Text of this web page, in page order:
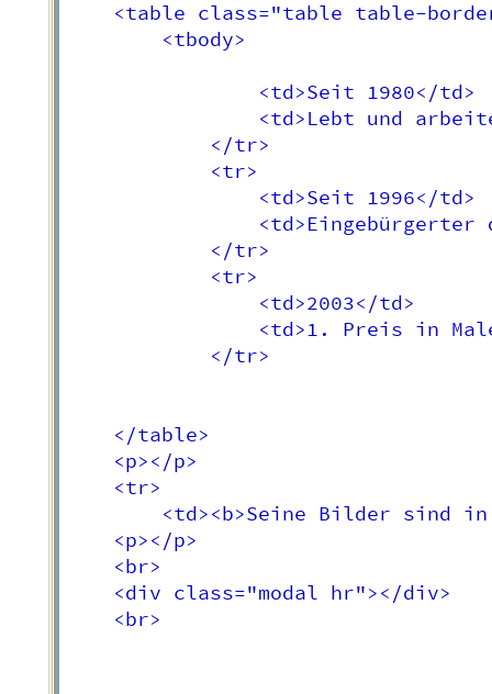
<table class="table table-
        <tbody>
                <td>Seit 1980</td>
<td>Lebt und
            </tr>
            <tr>
                <td>Seit 1996</td>
<td>Eingebürgerter
            </tr>
            <tr>
                <td>2003</td>
<td>1. Preis in
            </tr>
    </table>
    <p></p>
    <tr>
<td><b>Seine Bilder sind
    <p></p>
    <br>
    <div class="modal hr"></div>
    <br>